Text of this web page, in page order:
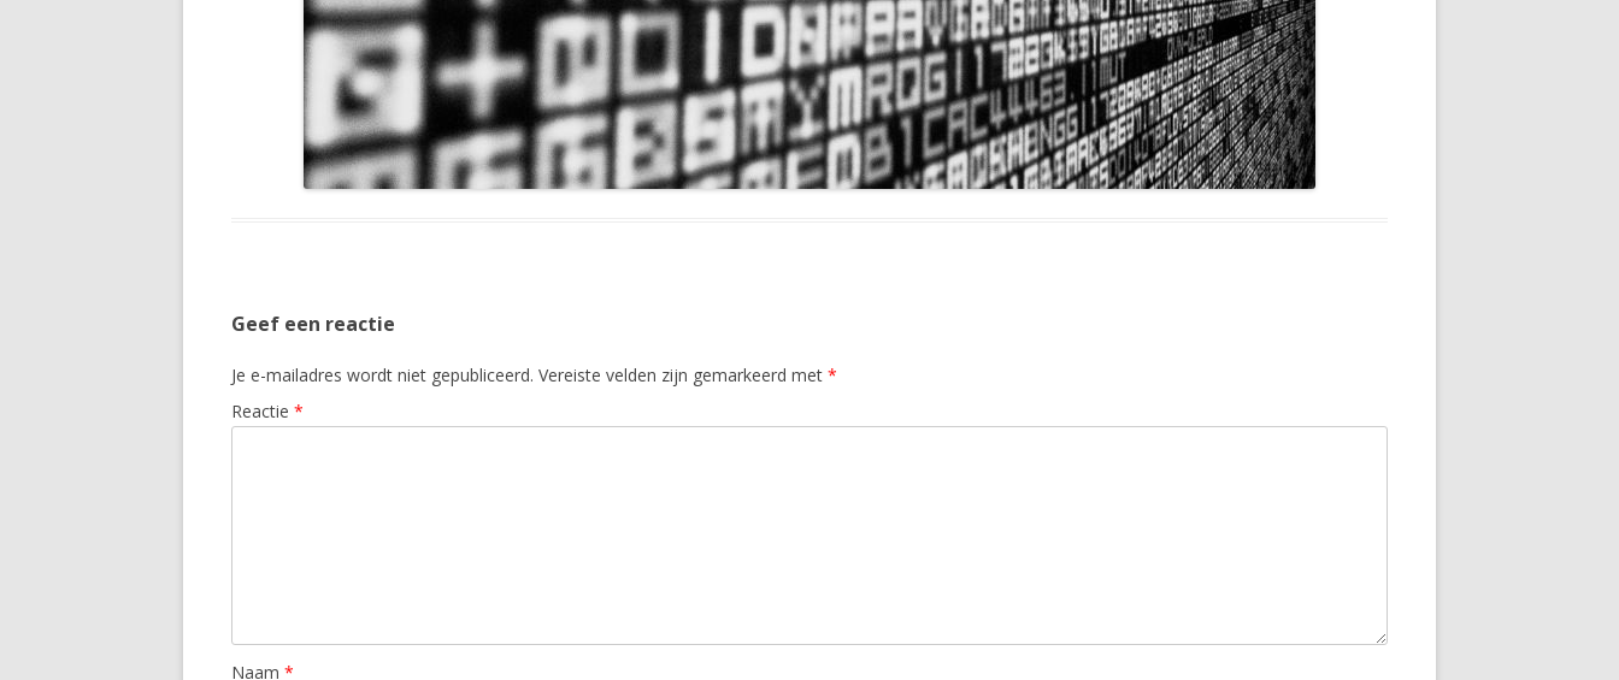
Geef een reactie
Je e-mailadres wordt niet gepubliceerd. Vereiste velden zijn gemarkeerd met *
Reactie *
Naam *